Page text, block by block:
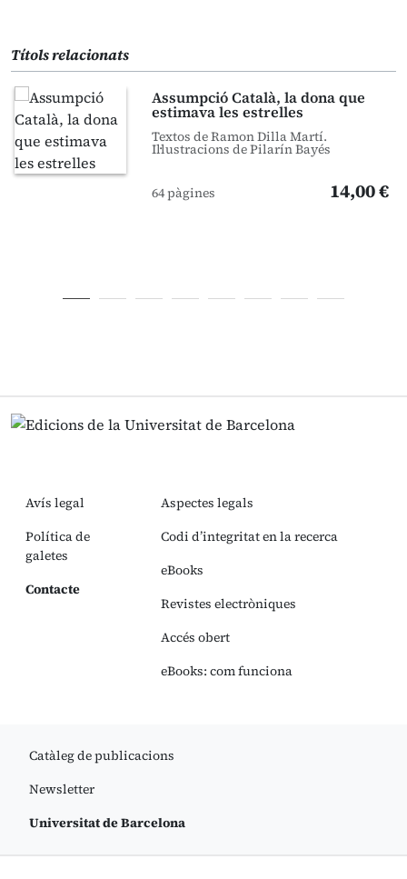
Títols relacionats
Assumpció Català, la dona que
estimava les estrelles
Textos de Ramon Dilla Martí.
Il·lustracions de Pilarín Bayés
64 pàgines 14,00 €
Avís legal
Política de
galetes
Contacte
Aspectes legals
Codi d’integritat en la recerca
eBooks
Revistes electròniques
Accés obert
eBooks: com funciona
Catàleg de publicacions
Newsletter
Universitat de Barcelona